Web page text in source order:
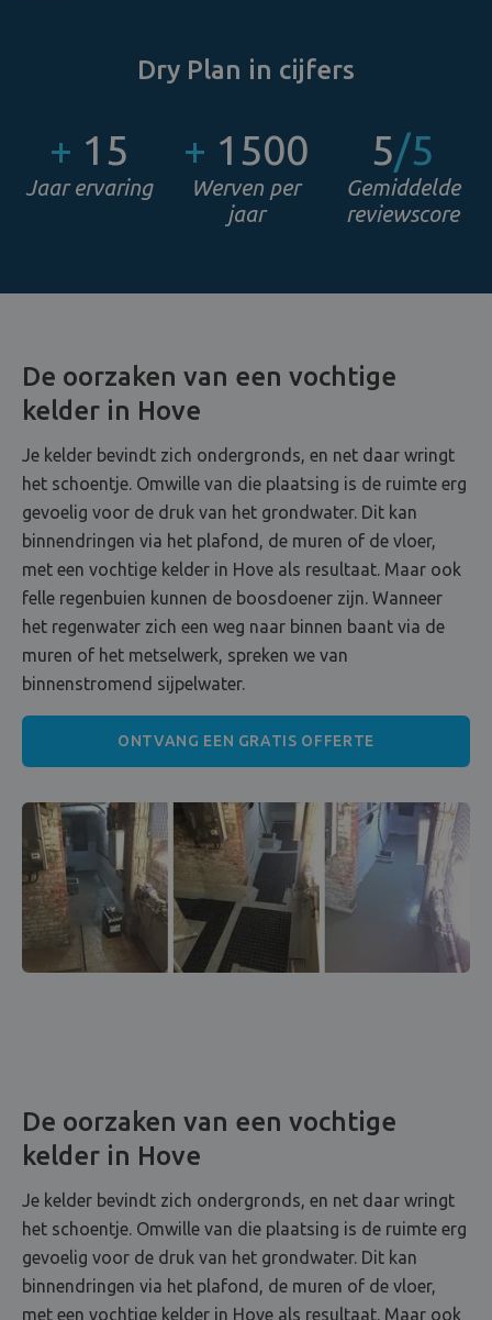
Dry Plan in cijfers
+ 15
Jaar ervaring
+ 1500
Werven per
jaar
5/5
Gemiddelde
reviewscore
De oorzaken van een vochtige
kelder in Hove
Je kelder bevindt zich ondergronds, en net daar wringt
het schoentje. Omwille van die plaatsing is de ruimte erg
gevoelig voor de druk van het grondwater. Dit kan
binnendringen via het plafond, de muren of de vloer,
met een vochtige kelder in Hove als resultaat. Maar ook
felle regenbuien kunnen de boosdoener zijn. Wanneer
het regenwater zich een weg naar binnen baant via de
muren of het metselwerk, spreken we van
binnenstromend sijpelwater.
ONTVANG EEN GRATIS OFFERTE
De oorzaken van een vochtige
kelder in Hove
Je kelder bevindt zich ondergronds, en net daar wringt
het schoentje. Omwille van die plaatsing is de ruimte erg
gevoelig voor de druk van het grondwater. Dit kan
binnendringen via het plafond, de muren of de vloer,
met een vochtige kelder in Hove als resultaat. Maar ook